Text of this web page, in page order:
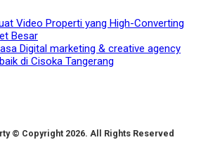
Video Properti yang High-Converting
Besar
Digital marketing & creative agency
di Cisoka Tangerang
© Copyright 2026. All Rights Reserved